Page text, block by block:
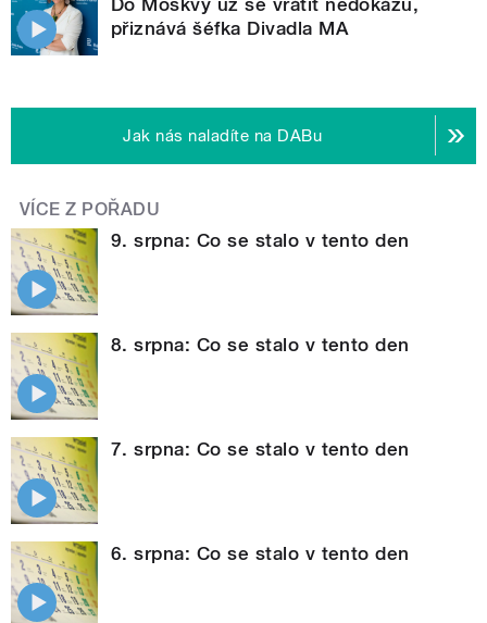
přiznává šéfka Divadla MA
Jak nás naladíte na DABu
VÍCE Z POŘADU
9. srpna: Co se stalo v tento den
8. srpna: Co se stalo v tento den
7. srpna: Co se stalo v tento den
6. srpna: Co se stalo v tento den